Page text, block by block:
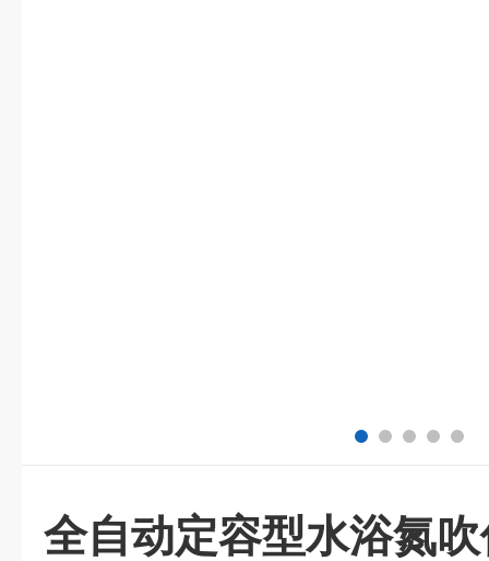
全自动定容型水浴氮